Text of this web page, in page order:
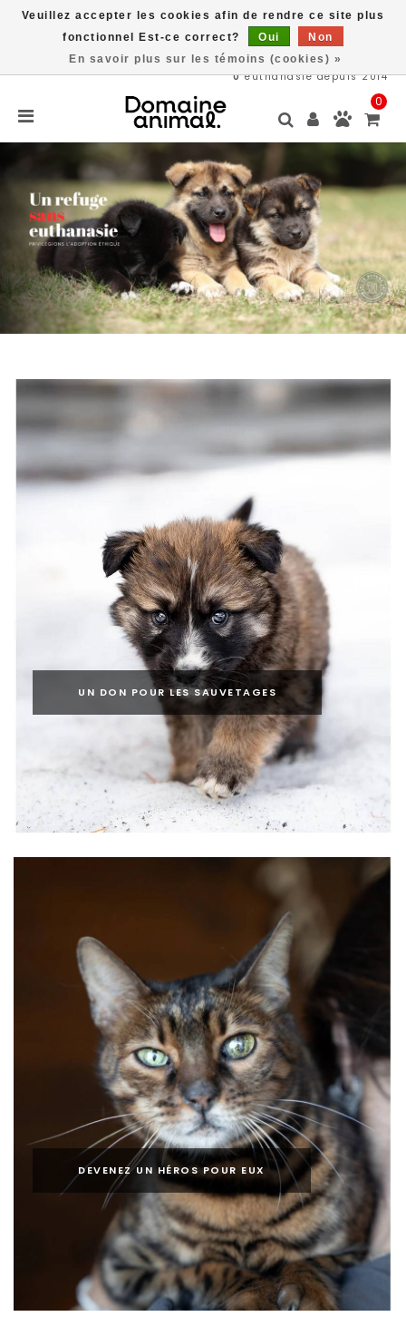
564 animaux adoptés en 2026
0euthanasie depuis 2014
0
UN DON POUR LES SAUVETAGES
DEVENEZ UN HÉROS POUR EUX
Veuillez accepter les cookies afin de rendre ce site plus
fonctionnel Est-ce correct?
Oui
Non
En savoir plus sur les témoins (cookies) »
Une partie des bénéfices est remit directement au refuge du
Domaine Animal, ACHETEZ ICI, SAUVEZ DES VIES